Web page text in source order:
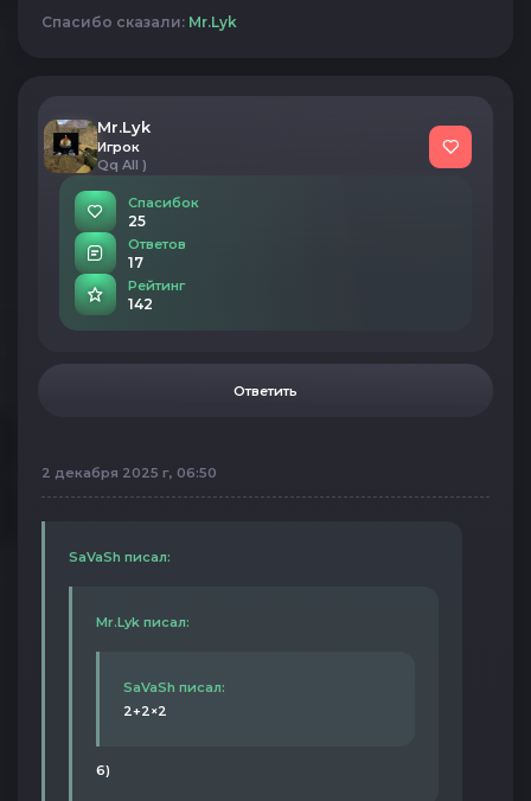
Спасибо сказали: Mr.Lyk
Mr.Lyk
Игрок
Qq All )
Спасибок
25
Ответов
17
Рейтинг
142
Ответить
2 декабря 2025 г, 06:50
SaVaSh писал:
Mr.Lyk писал:
SaVaSh писал:
2+2×2
6)